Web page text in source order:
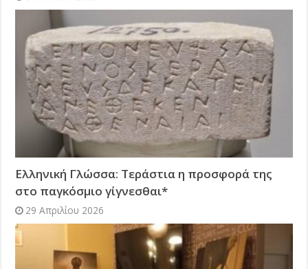
Ελληνική Γλώσσα: Τεράστια η προσφορά της
στο παγκόσμιο γίγνεσθαι*
29 Απριλίου 2026